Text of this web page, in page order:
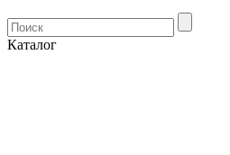
Каталог